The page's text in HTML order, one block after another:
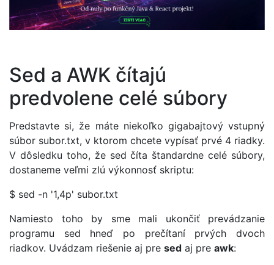
Sed a AWK čítajú
predvolene celé súbory
Predstavte si, že máte niekoľko gigabajtový vstupný
súbor subor.txt, v ktorom chcete vypísať prvé 4 riadky.
V dôsledku toho, že sed číta štandardne celé súbory,
dostaneme veľmi zlú výkonnosť skriptu:
$ sed -n '1,4p' subor.txt
Namiesto toho by sme mali ukončiť prevádzanie
programu sed hneď po prečítaní prvých dvoch
riadkov. Uvádzam riešenie aj pre sed aj pre awk: